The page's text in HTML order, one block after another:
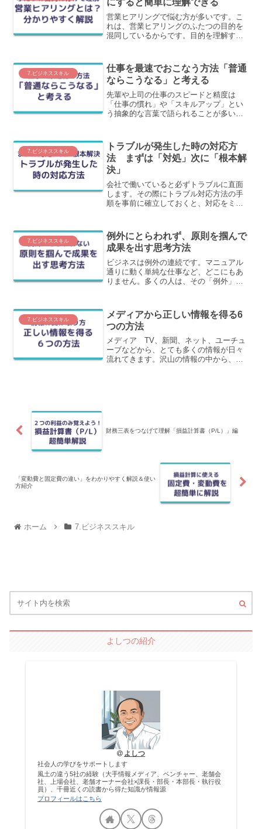
りやすく解説します。
にすると簡単に理解できる
営業ヒアリングで悩む方が多いです。こ
れは、営業ヒアリングのふたつの目的を
混同しているからです。目的を理解する
確にした上で詳細に解説します。
7.ビジネススキル
仕事を最速でおこなう方法「普通
ならこうなる」と考える
先輩や上司の仕事のスピードと精度は
「仕事の慣れ」や「スキルアップ」とい
う抽象的な言葉で語られることが多い現
この記事では、先輩たちのスピードの正
体である「具体的な思考法」を分かりや
すく解説します。
7.ビジネススキル
トラブルが発生した時の対応方
法 まずは「対処」次に「根本解
決」
会社で働いていると必ずトラブルに直面
します。その際にトラブル対応方法の手
順を事前に確立しておくと、対応をミス
で、対応方法を解説します。
7.ビジネススキル
例外にとらわれず、原則を掴んで
成果を出す思考方法
ビジネスは例外の連続です。マニュアル
通りに動く単純な仕事など、どこにもあ
りません。多くの人は、その「例外」の
をしてきました。教えてもらったこと、
本などで学んだこと通りに...
7.ビジネススキル
メディアから正しい情報を得る6
つの方法
メディア TV、新聞、ネット、ユーチュ
ーブなどから、とても多くの情報が日々
流れてきます。沢山の情報の中から、ど
財務三表をつなげて理解「損益計算書（P/L）」編
「変動費と固定費の違い」をわかりやすく解説＆使い
方紹介
ホーム 7.ビジネススキル
よしつの紹介
よしつ
社会人の学びをサポートします
風土の違う5社の経験（大手情報メディア、ベンチャー、老舗会
社、上場会社、老舗オーナー会社×課長・部長・本部長・執行役
員）、千冊近くの読書から得た知識が情報源
プロフィールはこちら